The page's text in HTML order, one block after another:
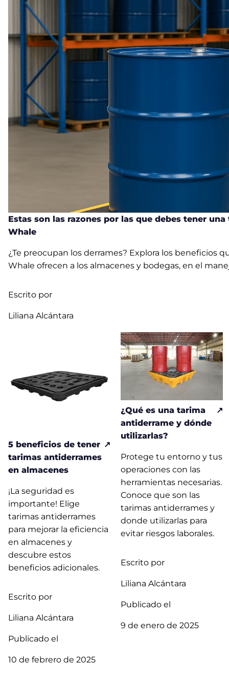
Estas son las razones por las que debes tener
Whale
¿Te preocupan los derrames? Explora los beneficios
Whale ofrecen a los almacenes y bodegas, en el
Escrito por
Liliana Alcántara
5 beneficios de tener
tarimas antiderrames
en almacenes
¡La seguridad es
importante! Elige
tarimas antiderrames
para mejorar la eficiencia
en almacenes y
descubre estos
beneficios adicionales.
Escrito por
Liliana Alcántara
Publicado el
10 de febrero de 2025
¿Qué es una tarima
antiderrame y dónde
utilizarlas?
Protege tu entorno y tus
operaciones con las
herramientas necesarias.
Conoce que son las
tarimas antiderrames y
donde utilizarlas para
evitar riesgos laborales.
Escrito por
Liliana Alcántara
Publicado el
9 de enero de 2025